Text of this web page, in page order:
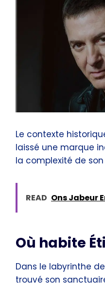
Le contexte
laissé une marque
la complexité de
READ Ons Jabeur
Où habite
Dans le labyrinthe
trouvé son